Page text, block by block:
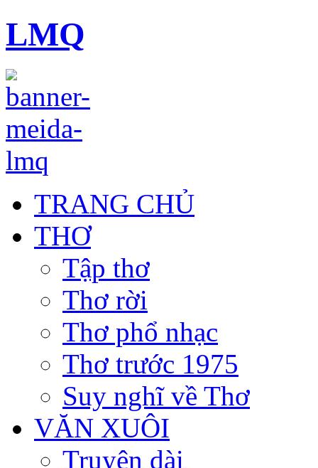
LMQ
TRANG CHỦ
THƠ
Tập thơ
Thơ rời
Thơ phổ nhạc
Thơ trước 1975
Suy nghĩ về Thơ
VĂN XUÔI
Truyện dài